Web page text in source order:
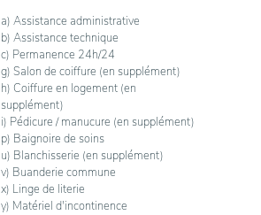
a) Assistance administrative
b) Assistance technique
c) Permanence 24h/24
g) Salon de coiffure (en supplément)
h) Coiffure en logement (en
supplément)
i) Pédicure / manucure (en supplément)
p) Baignoire de soins
u) Blanchisserie (en supplément)
v) Buanderie commune
x) Linge de literie
y) Matériel d'incontinence